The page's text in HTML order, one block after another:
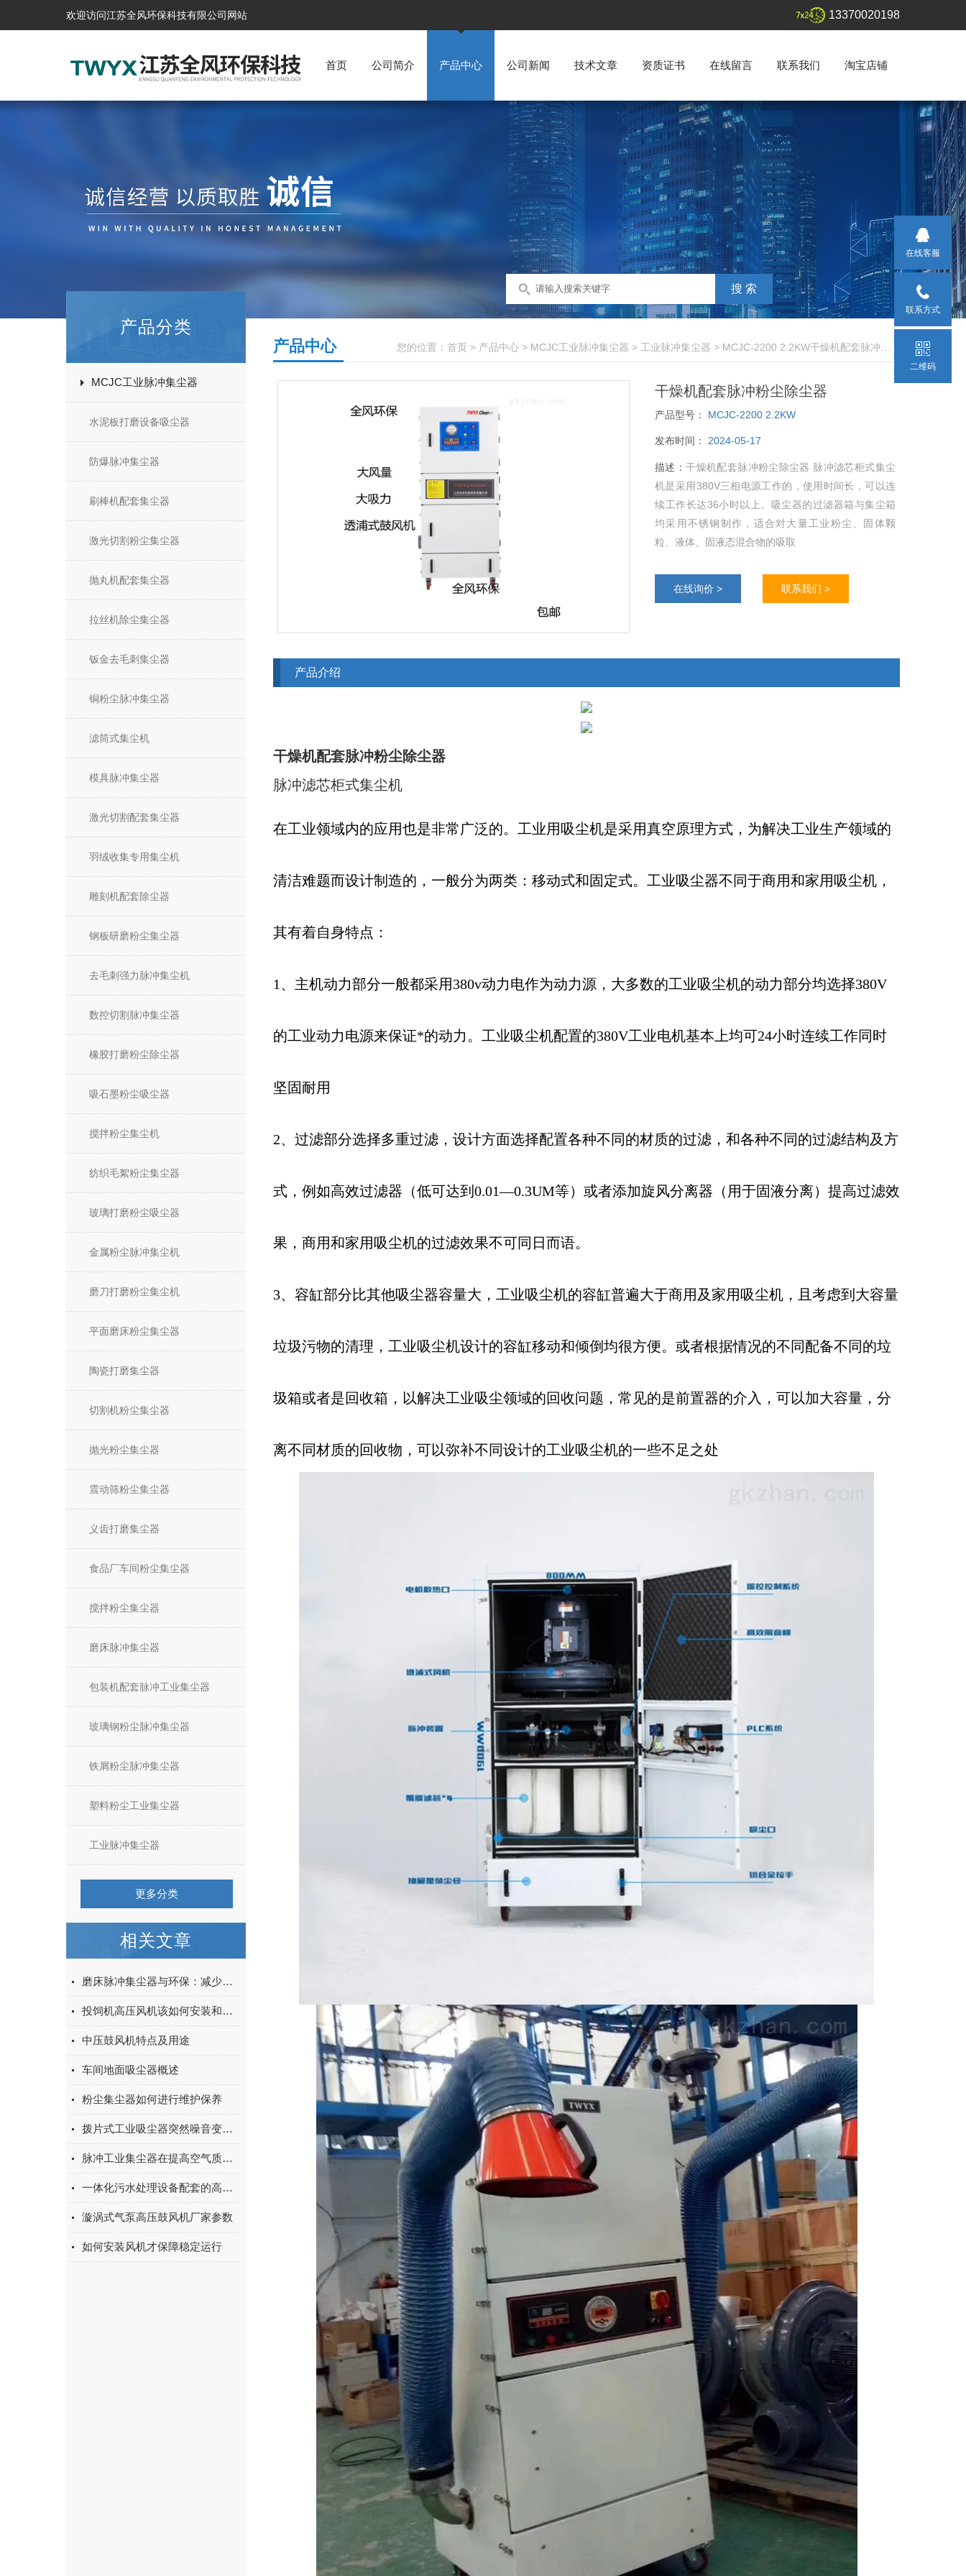
欢迎访问江苏全风环保科技有限公司网站 13370020198
首页 公司简介 产品中心 公司新闻 技术文章 资质证书 在线留言 联系我们 淘宝店铺
产品分类
MCJC工业脉冲集尘器
水泥板打磨设备吸尘器
防爆脉冲集尘器
刷棒机配套集尘器
激光切割粉尘集尘器
抛丸机配套集尘器
拉丝机除尘集尘器
钣金去毛刺集尘器
铜粉尘脉冲集尘器
滤筒式集尘机
模具脉冲集尘器
激光切割配套集尘器
羽绒收集专用集尘机
雕刻机配套除尘器
钢板研磨粉尘集尘器
去毛刺强力脉冲集尘机
数控切割脉冲集尘器
橡胶打磨粉尘除尘器
吸石墨粉尘吸尘器
搅拌粉尘集尘机
纺织毛絮粉尘集尘器
玻璃打磨粉尘吸尘器
金属粉尘脉冲集尘机
磨刀打磨粉尘集尘机
平面磨床粉尘集尘器
陶瓷打磨集尘器
切割机粉尘集尘器
抛光粉尘集尘器
震动筛粉尘集尘器
义齿打磨集尘器
食品厂车间粉尘集尘器
搅拌粉尘集尘器
磨床脉冲集尘器
包装机配套脉冲工业集尘器
玻璃钢粉尘脉冲集尘器
铁屑粉尘脉冲集尘器
塑料粉尘工业集尘器
工业脉冲集尘器
更多分类
相关文章
磨床脉冲集尘器与环保：减少工业废气的重要工具
投饲机高压风机该如何安装和调试
中压鼓风机特点及用途
车间地面吸尘器概述
粉尘集尘器如何进行维护保养
拨片式工业吸尘器突然噪音变大的5个原因
脉冲工业集尘器在提高空气质量中的关键角色
一体化污水处理设备配套的高压风机
漩涡式气泵高压鼓风机厂家参数
如何安装风机才保障稳定运行
您的位置： 首页 > 产品中心 > MCJC工业脉冲集尘器 > 工业脉冲集尘器 > MCJC-2200 2.2KW干燥机配套脉冲粉尘除尘器
产品中心
干燥机配套脉冲粉尘除尘器
产品型号： MCJC-2200 2.2KW
发布时间： 2024-05-17
描述：干燥机配套脉冲粉尘除尘器 脉冲滤芯柜式集尘
机是采用380V三相电源工作的，使用时间长，可以连
续工作长达36小时以上。吸尘器的过滤器箱与集尘箱
均采用不锈钢制作，适合对大量工业粉尘、固体颗
粒、液体、固液态混合物的吸取
在线询价 > 联系我们 >
产品介绍
干燥机配套脉冲粉尘除尘器
脉冲滤芯柜式集尘机
在工业领域内的应用也是非常广泛的。工业用吸尘机是采用真空原理方式，为解决工业生产领域的
清洁难题而设计制造的，一般分为两类：移动式和固定式。工业吸尘器不同于商用和家用吸尘机，
其有着自身特点：
1、主机动力部分一般都采用380v动力电作为动力源，大多数的工业吸尘机的动力部分均选择380V
的工业动力电源来保证*的动力。工业吸尘机配置的380V工业电机基本上均可24小时连续工作同时
坚固耐用
2、过滤部分选择多重过滤，设计方面选择配置各种不同的材质的过滤，和各种不同的过滤结构及方
式，例如高效过滤器（低可达到0.01—0.3UM等）或者添加旋风分离器（用于固液分离）提高过滤效
果，商用和家用吸尘机的过滤效果不可同日而语。
3、容缸部分比其他吸尘器容量大，工业吸尘机的容缸普遍大于商用及家用吸尘机，且考虑到大容量
垃圾污物的清理，工业吸尘机设计的容缸移动和倾倒均很方便。或者根据情况的不同配备不同的垃
圾箱或者是回收箱，以解决工业吸尘领域的回收问题，常见的是前置器的介入，可以加大容量，分
离不同材质的回收物，可以弥补不同设计的工业吸尘机的一些不足之处
在线客服
联系方式
二维码